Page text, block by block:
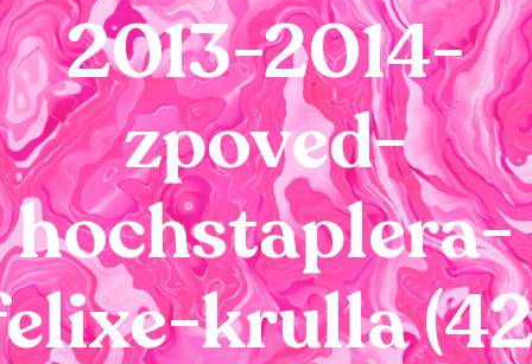
2013-2014-
zpoved-
hochstaplera-
krulla